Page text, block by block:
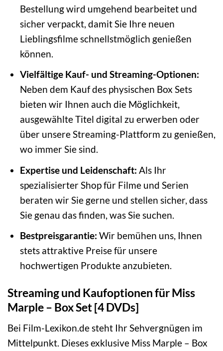
Bestellung wird umgehend bearbeitet und
sicher verpackt, damit Sie Ihre neuen
Lieblingsfilme schnellstmöglich genießen
können.
Vielfältige Kauf- und Streaming-Optionen:
Neben dem Kauf des physischen Box Sets
bieten wir Ihnen auch die Möglichkeit,
ausgewählte Titel digital zu erwerben oder
über unsere Streaming-Plattform zu genießen,
wo immer Sie sind.
Expertise und Leidenschaft: Als Ihr
spezialisierter Shop für Filme und Serien
beraten wir Sie gerne und stellen sicher, dass
Sie genau das finden, was Sie suchen.
Bestpreisgarantie: Wir bemühen uns, Ihnen
stets attraktive Preise für unsere
hochwertigen Produkte anzubieten.
Streaming und Kaufoptionen für Miss
Marple – Box Set [4 DVDs]
Bei Film-Lexikon.de steht Ihr Sehvergnügen im
Mittelpunkt. Dieses exklusive Miss Marple – Box